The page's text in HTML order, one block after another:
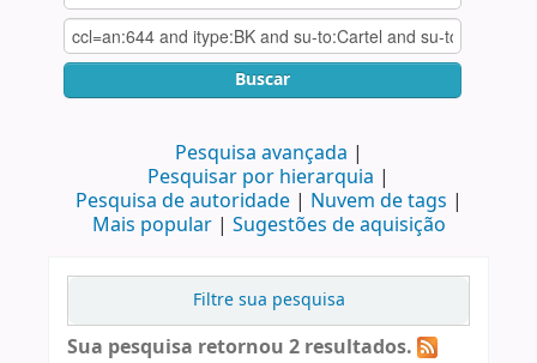
Buscar
Pesquisa avançada
Pesquisar por hierarquia
Pesquisa de autoridade
Nuvem de tags
Mais popular
Sugestões de aquisição
Filtre sua pesquisa
Sua pesquisa retornou 2 resultados.